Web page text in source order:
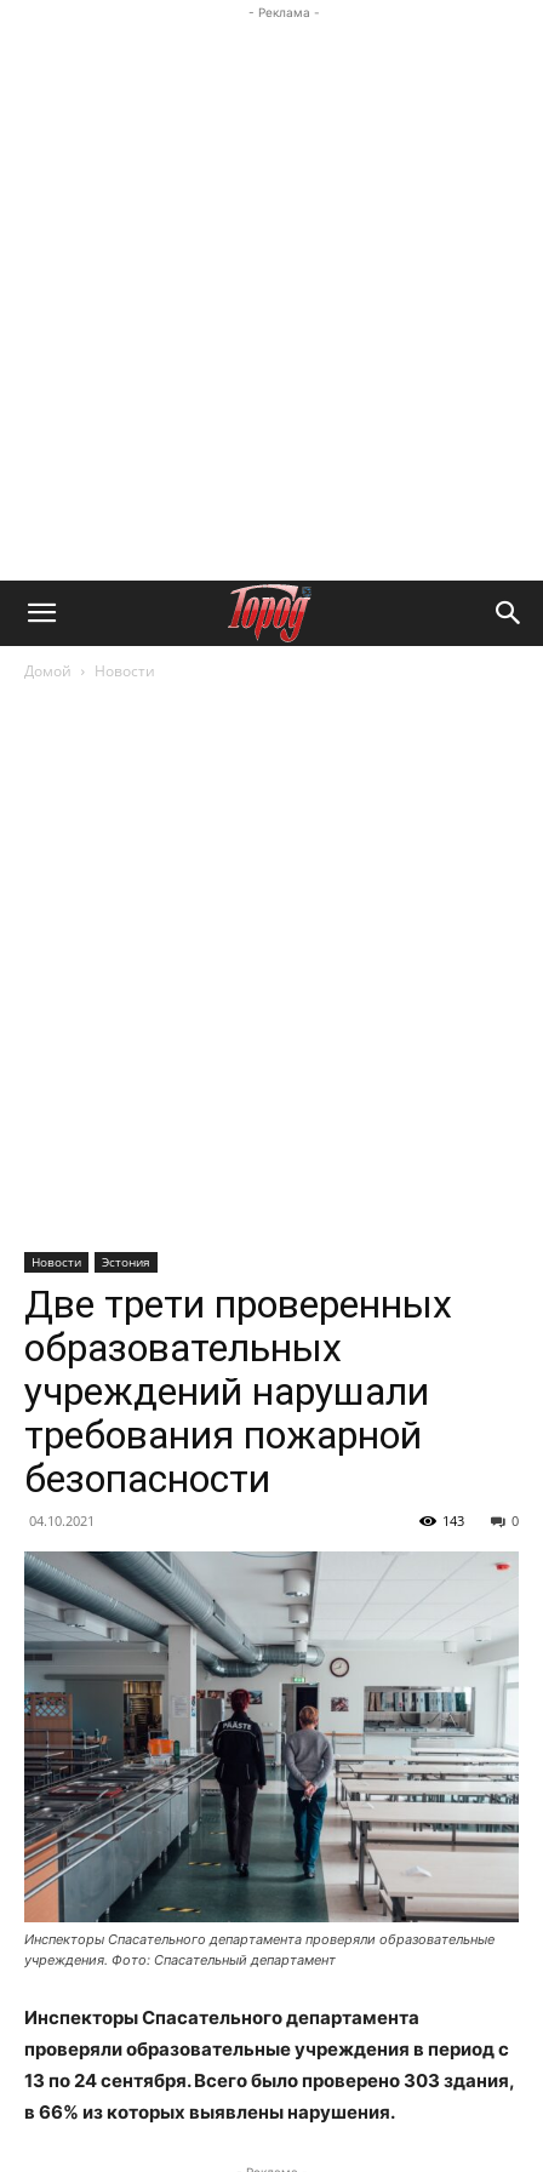
- Реклама -
Домой Новости
Новости Эстония
Две трети проверенных
образовательных
учреждений нарушали
требования пожарной
безопасности
04.10.2021 0
143
Инспекторы Спасательного департамента проверяли образовательные
учреждения. Фото: Спасательный департамент
Инспекторы Спасательного департамента
проверяли образовательные учреждения в период с
13 по 24 сентября. Всего было проверено 303 здания,
в 66% из которых выявлены нарушения.